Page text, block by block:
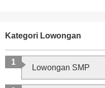
Kategori Lowongan
Lowongan SMP